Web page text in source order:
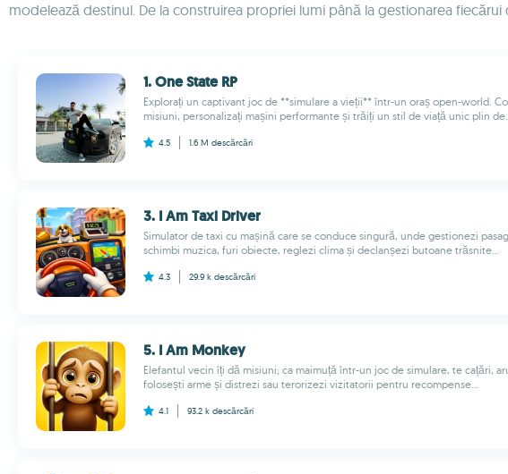
modelează destinul. De la construirea propriei lumi până la gestionarea
1. One State RP
Explorați un captivant joc de **simulare a vieții** într-un oraș open-world.
misiuni, personalizați mașini performante și trăiți un stil de viață unic plin
4.5 1.6 M descărcări
3. I Am Taxi Driver
Simulator de taxi cu mașină care se conduce singură, unde gestionezi
schimbi muzica, furi obiecte, reglezi clima și declanșezi butoane trăsnite...
4.3 29.9 k descărcări
5. I Am Monkey
Elefantul vecin îți dă misiuni; ca maimuță într-un joc de simulare, te cațări,
folosești arme și distrezi sau terorizezi vizitatorii pentru recompense...
4.1 93.2 k descărcări